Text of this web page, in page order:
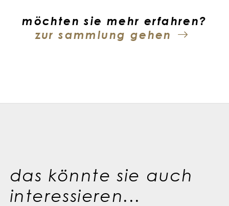
möchten sie mehr erfahren?
zur sammlung gehen
das könnte sie auch
interessieren...